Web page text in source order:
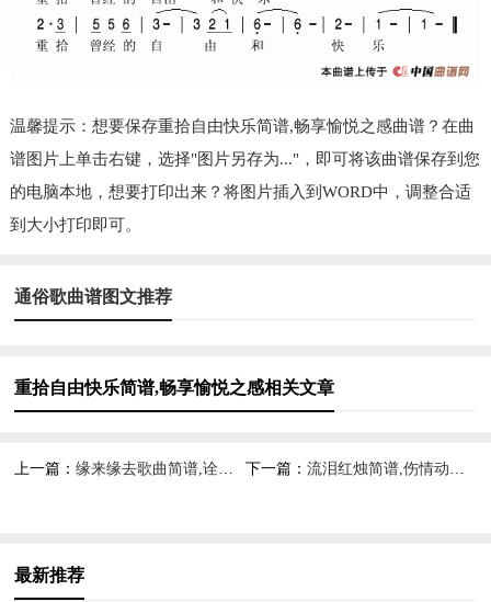
温馨提示：想要保存重拾自由快乐简谱,畅享愉悦之感曲谱？在曲
谱图片上单击右键，选择"图片另存为..."，即可将该曲谱保存到您
的电脑本地，想要打印出来？将图片插入到WORD中，调整合适
到大小打印即可。
通俗歌曲谱图文推荐
重拾自由快乐简谱,畅享愉悦之感相关文章
上一篇：缘来缘去歌曲简谱,诠释聚散意境 下一篇： 流泪红烛简谱,伤情动人之曲
最新推荐